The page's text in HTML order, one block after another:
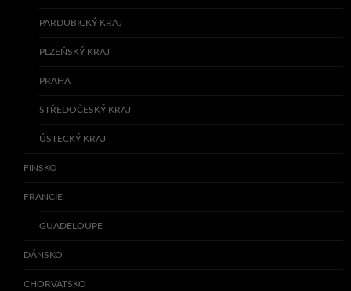
PARDUBICKÝ KRAJ
PLZEŇSKÝ KRAJ
PRAHA
STŘEDOČESKÝ KRAJ
ÚSTECKÝ KRAJ
FINSKO
FRANCIE
GUADELOUPE
DÁNSKO
CHORVATSKO